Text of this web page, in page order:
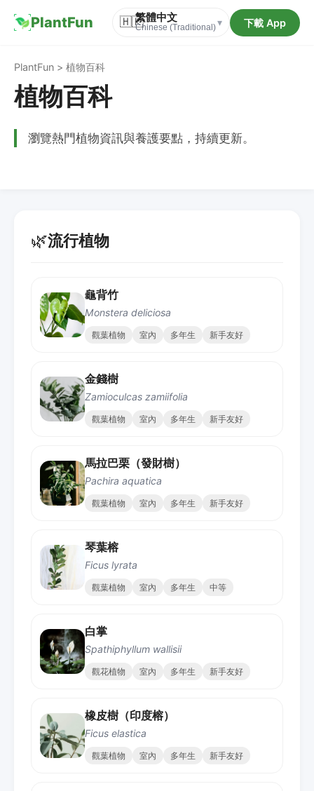
PlantFun 🇭🇰繁體中文
Chinese (Traditional)▾ 下載 App
PlantFun > 植物百科
植物百科
瀏覽熱門植物資訊與養護要點，持續更新。
🌿流行植物
龜背竹
Monstera deliciosa
觀葉植物 室內 多年生 新手友好
金錢樹
Zamioculcas zamiifolia
觀葉植物 室內 多年生 新手友好
馬拉巴栗（發財樹）
Pachira aquatica
觀葉植物 室內 多年生 新手友好
琴葉榕
Ficus lyrata
觀葉植物 室內 多年生 中等
白掌
Spathiphyllum wallisii
觀花植物 室內 多年生 新手友好
橡皮樹（印度榕）
Ficus elastica
觀葉植物 室內 多年生 新手友好